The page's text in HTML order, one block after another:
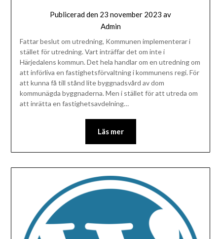
Publicerad den 23 november 2023 av
Admin
Fattar beslut om utredning, Kommunen implementerar i
stället för utredning. Vart inträffar det om inte i
Härjedalens kommun. Det hela handlar om en utredning om
att införliva en fastighetsförvaltning i kommunens regi. För
att kunna få till stånd lite byggnadsvård av dom
kommunägda byggnaderna. Men i stället för att utreda om
att inrätta en fastighetsavdelning…
Läs mer